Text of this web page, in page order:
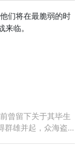
们将在最脆弱的时
临。
曾留下关于其毕生
群雄并起，众海盗